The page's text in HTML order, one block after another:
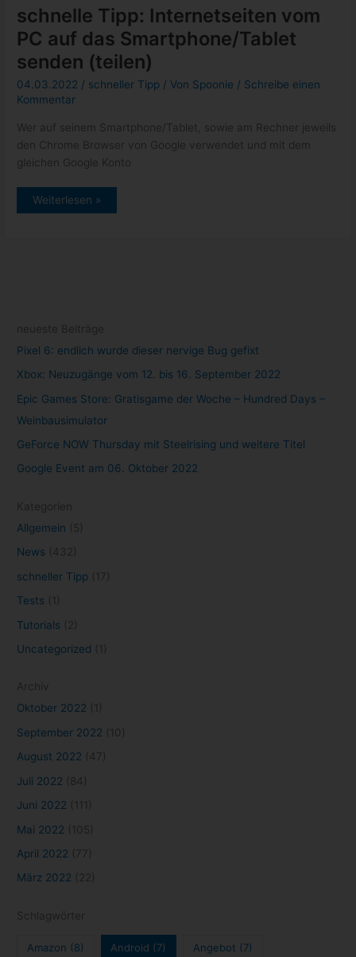
schnelle Tipp: Internetseiten vom
PC auf das Smartphone/Tablet
senden (teilen)
04.03.2022 / schneller Tipp / Von Spoonie / Schreibe einen
Kommentar
Wer auf seinem Smartphone/Tablet, sowie am Rechner jeweils
den Chrome Browser von Google verwendet und mit dem
gleichen Google Konto
schnelle
Weiterlesen »
Pixel 6: endlich wurde dieser nervige Bug gefixt
Xbox: Neuzugänge vom 12. bis 16. September 2022
Epic Games Store: Gratisgame der Woche – Hundred Days –
Weinbausimulator
GeForce NOW Thursday mit Steelrising und weitere Titel
Google Event am 06. Oktober 2022
Allgemein
News
schneller Tipp
Tests
Tutorials
Uncategorized
Oktober 2022
September 2022
August 2022
Juli 2022
Juni 2022
Mai 2022
April 2022
März 2022
Amazon (8) Android (7) Angebot (7)